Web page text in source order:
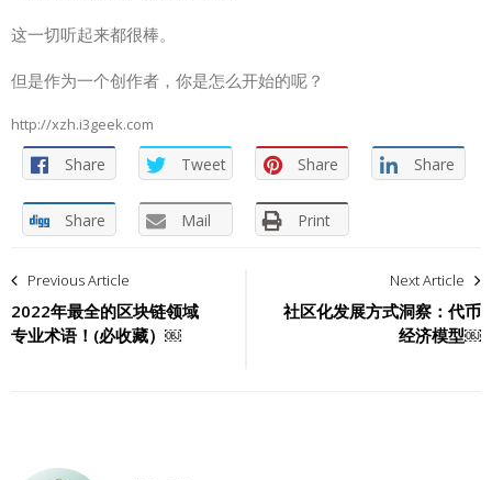
这一切听起来都很棒。
但是作为一个创作者，你是怎么开始的呢？
http://xzh.i3geek.com
Share Tweet Share Share
Share Mail Print
章
导
Previous Article
2022年最全的区块链领域
专业术语！(必收藏）￼
Next Article
社区化发展方式洞察：代币
经济模型￼